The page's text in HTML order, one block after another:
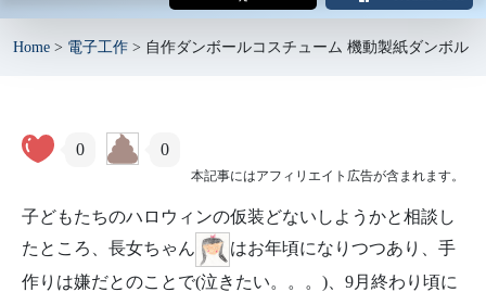
Home > 電子工作 > 自作ダンボールコスチューム 機動製紙ダンボル
本記事にはアフィリエイト広告が含まれます。
0 0
子どもたちのハロウィンの仮装どないしようかと相談し
たところ、長女ちゃん
はお年頃になりつつあり、手
作りは嫌だとのことで(泣きたい。。。)、9月終わり頃に